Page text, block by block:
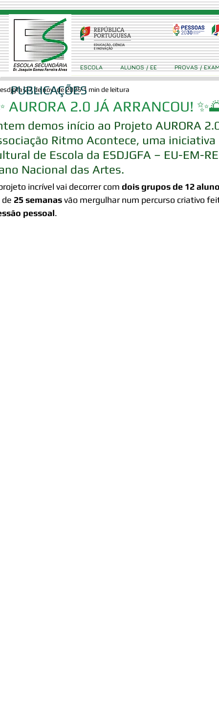
AURORA 2.0 JÁ ARRANCOU!
esdjgfa 27 de nov. de 2025 1 min de leitura
demos início ao Projeto AURORA
Ritmo Acontece, uma
de Escola da ESDJGFA – EU-EM-
Nacional das Artes.
incrível vai decorrer com dois grupos de 12
25 semanas vão mergulhar num percurso criativo
pessoal.
PUBLICAÇÕES
ESCOLA ALUNOS / EE PROVAS /